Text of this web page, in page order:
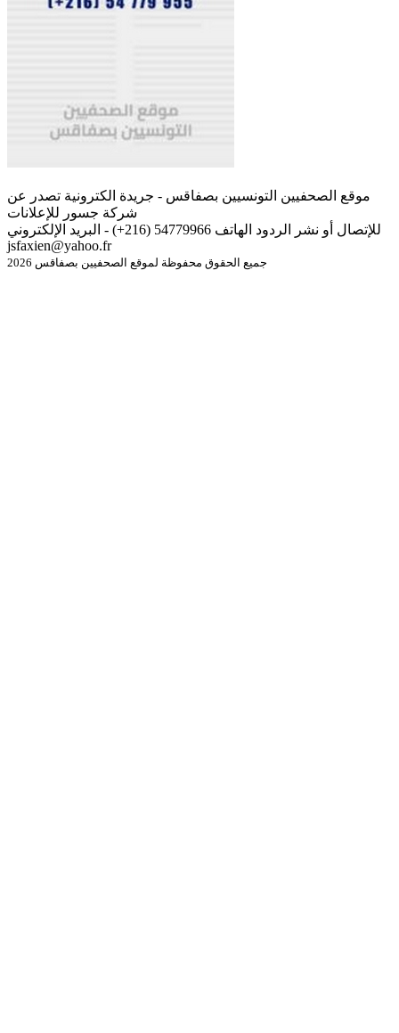
موقع الصحفيين التونسيين بصفاقس - جريدة الكترونية تصدر عن
شركة جسور للإعلانات
للإتصال أو نشر الردود الهاتف 54779966 (216+) - البريد الإلكتروني
jsfaxien@yahoo.fr
جميع الحقوق محفوظة لموقع الصحفيين بصفاقس 2026